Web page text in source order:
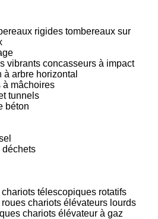
rigides tombereaux sur
vibrants concasseurs à impact
arbre horizontal
à mâchoires
tunnels
béton
déchets
chariots télescopiques rotatifs
chariots élévateurs lourds
chariots élévateur à gaz